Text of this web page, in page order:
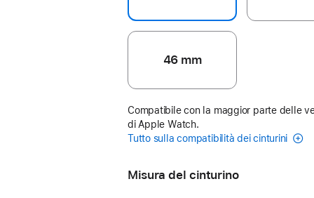
46 mm
Compatibile con la maggior parte delle
di Apple Watch.
Tutto sulla compatibilità dei cinturini
Misura del cinturino